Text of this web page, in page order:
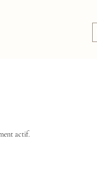
actif.